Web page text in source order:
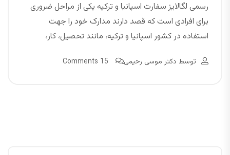
رسمی لگالایز سفارت اسپانیا و ترکیه یکی از مراحل ضروری
برای افرادی است که قصد دارند مدارک خود را جهت
استفاده در کشور اسپانیا و ترکیه، مانند تحصیل، کار،
توسط دکتر موسی رحیمی 15 Comments